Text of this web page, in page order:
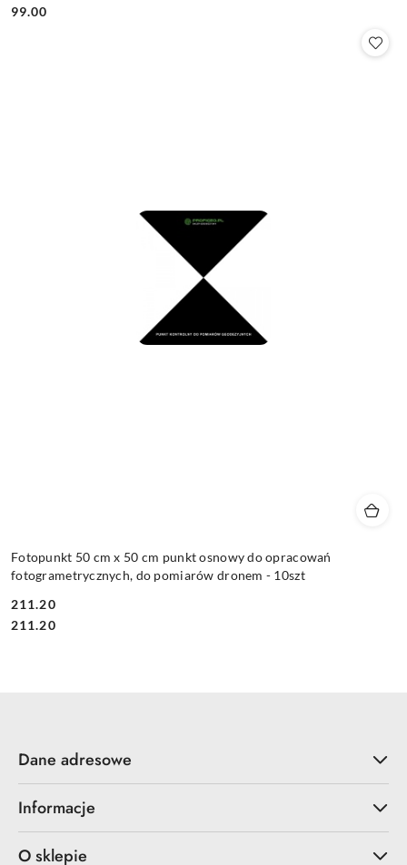
Cena:
Cena:
99.00
Fotopunkt 50 cm x 50 cm punkt osnowy do opracowań
fotogrametrycznych, do pomiarów dronem - 10szt
Cena:
211.20
Cena:
211.20
Dane adresowe
Informacje
O sklepie